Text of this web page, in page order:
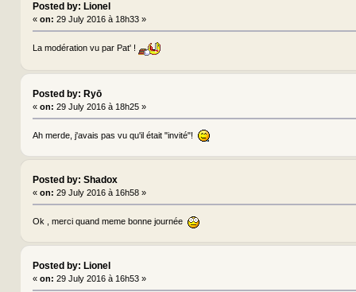
Posted by: Lionel
« on: 29 July 2016 à 18h33 »
La modération vu par Pat' !
Posted by: Ryō
« on: 29 July 2016 à 18h25 »
Ah merde, j'avais pas vu qu'il était "invité"!
Posted by: Shadox
« on: 29 July 2016 à 16h58 »
Ok , merci quand meme bonne journée
Posted by: Lionel
« on: 29 July 2016 à 16h53 »